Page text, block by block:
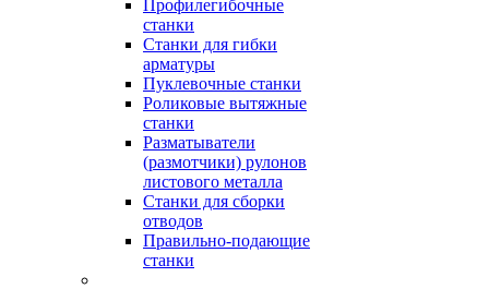
Профилегибочные
станки
Станки для гибки
арматуры
Пуклевочные станки
Роликовые вытяжные
станки
Разматыватели
(размотчики) рулонов
листового металла
Станки для сборки
отводов
Правильно-подающие
станки